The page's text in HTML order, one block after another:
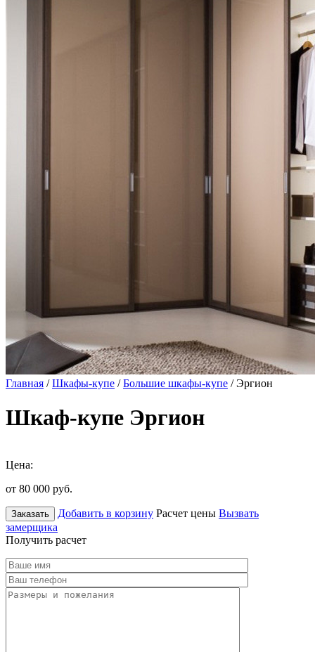
Главная /Шкафы-купе /Большие шкафы-купе / Эргион
Шкаф-купе Эргион
Цена:
от 80 000 руб.
Заказать Добавить в корзину Расчет цены Вызвать
замерщика
Получить расчет